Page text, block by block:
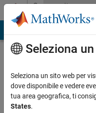
Vai al contenutoCommunity
Profile
Carlos
Seleziona
Seleziona un sito web per
dove disponibile e vedere
tua area geografica, ti
States.